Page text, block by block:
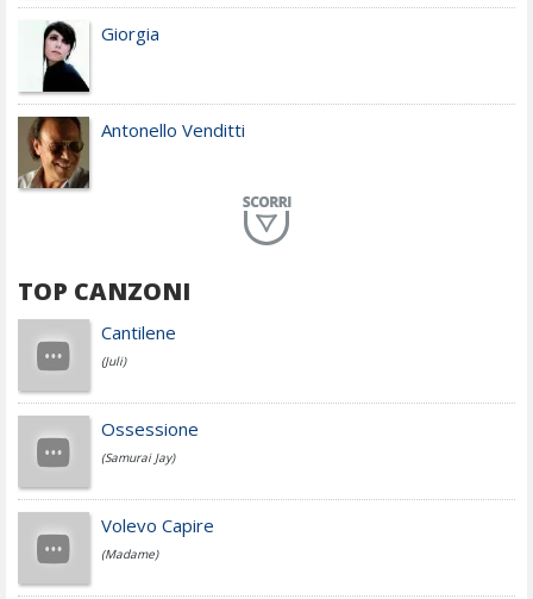
Giorgia
Antonello Venditti
Achille Lauro
Cesare Cremonini
Jovanotti
TOP CANZONI
Cantilene
(Juli)
Ossessione
(Samurai Jay)
Volevo Capire
(Madame)